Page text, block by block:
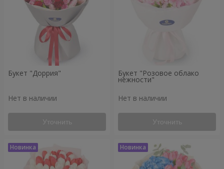
Букет "Доррия"
Нет в наличии
Уточнить
Букет "Розовое облако
нежности"
Нет в наличии
Уточнить